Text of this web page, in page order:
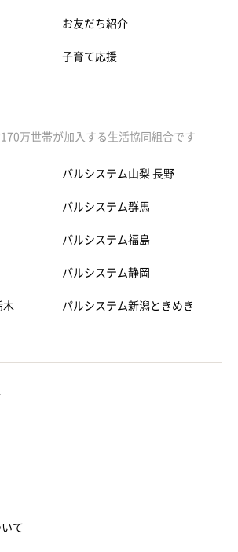
お友だち紹介
子育て応援
万世帯が加入する生活協同組合です
木
パルシステム山梨 長野
パルシステム群馬
パルシステム福島
パルシステム静岡
パルシステム新潟ときめき
て